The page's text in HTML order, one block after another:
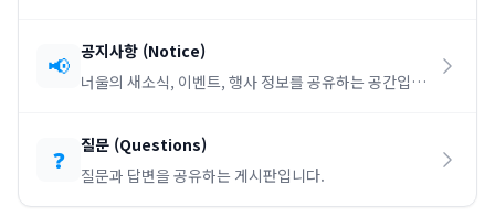
📢 공지사항 (Notice)
너울의 새소식, 이벤트, 행사 정보를 공유하는 공간입니
❓ 질문 (Questions)
질문과 답변을 공유하는 게시판입니다.